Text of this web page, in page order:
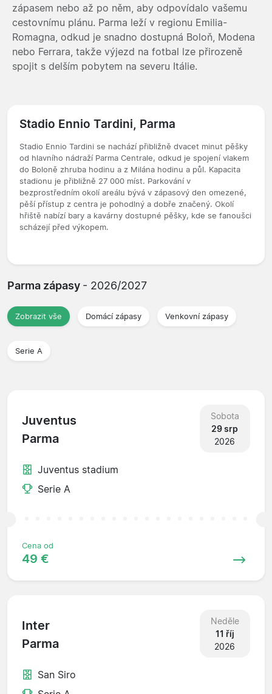
zápasem nebo až po něm, aby odpovídalo vašemu
cestovnímu plánu. Parma leží v regionu Emilia-
Romagna, odkud je snadno dostupná Boloň, Modena
nebo Ferrara, takže výjezd na fotbal lze přirozeně
spojit s delším pobytem na severu Itálie.
Stadio Ennio Tardini, Parma
Stadio Ennio Tardini se nachází přibližně dvacet minut pěšky
od hlavního nádraží Parma Centrale, odkud je spojení vlakem
do Boloně zhruba hodinu a z Milána hodinu a půl. Kapacita
stadionu je přibližně 27 000 míst. Parkování v
bezprostředním okolí areálu bývá v zápasový den omezené,
pěší přístup z centra je pohodlný a dobře značený. Okolí
hřiště nabízí bary a kavárny dostupné pěšky, kde se fanoušci
scházejí před výkopem.
Parma zápasy - 2026/2027
Zobrazit vše Domácí zápasy Venkovní zápasy
Serie A
Juventus
Parma
Sobota
29 srp
2026
Juventus stadium
Serie A
Cena od
49 €
Inter
Parma
Neděle
11 říj
2026
San Siro